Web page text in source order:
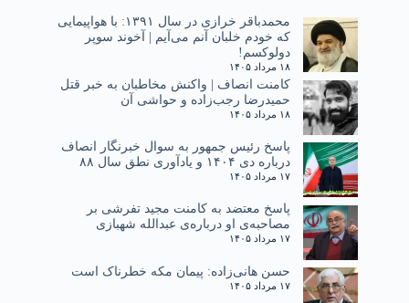
محمدباقر خرازی در سال ۱۳۹۱: با هواپیمایی
که خودم خلبان آنم می‌آیم | آخوند سوپر
دولوکسم!
۱۸ مرداد ۱۴۰۵
کامنت انصاف | واکنش مخاطبان به خبر قتل
حمیدرضا رجب‌زاده و حواشی آن
۱۸ مرداد ۱۴۰۵
پاسخ رئیس جمهور به سوال خبرنگار انصاف
درباره دی ۱۴۰۴ و یادآوری نطق سال ۸۸
۱۷ مرداد ۱۴۰۵
پاسخ معتضد به کامنت مجید تفرشی بر
مصاحبه‌ی او درباره‌ی عبدالله شهبازی
۱۷ مرداد ۱۴۰۵
حسن هانی‌زاده: پیمان مکه خطرناک است
۱۷ مرداد ۱۴۰۵